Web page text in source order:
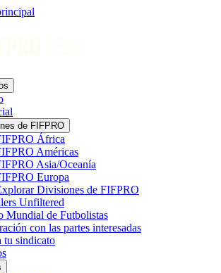
de FIFPRO
África
Américas
Asia/Oceanía
Europa
Divisiones de FIFPRO
Unfiltered
Mundial de Futbolistas
con las partes interesadas
tu sindicato